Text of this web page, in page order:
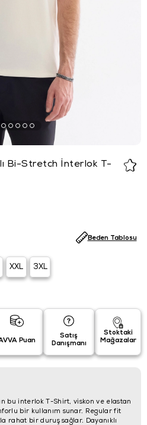
Bi-Stretch İnterlok T-
XXL 3XL
Beden Tablosu
Puan
Satış
Danışmanı
Stoktaki
Mağazalar
bu interlok T-Shirt, viskon ve elastan
bir kullanım sunar. Regular fit
rahat bir duruş sağlar. Dayanıklı